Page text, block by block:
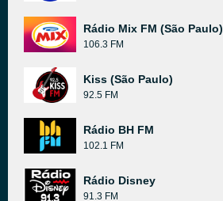
Rádio Mix FM (São Paulo)
106.3 FM
Kiss (São Paulo)
92.5 FM
Rádio BH FM
102.1 FM
Rádio Disney
91.3 FM